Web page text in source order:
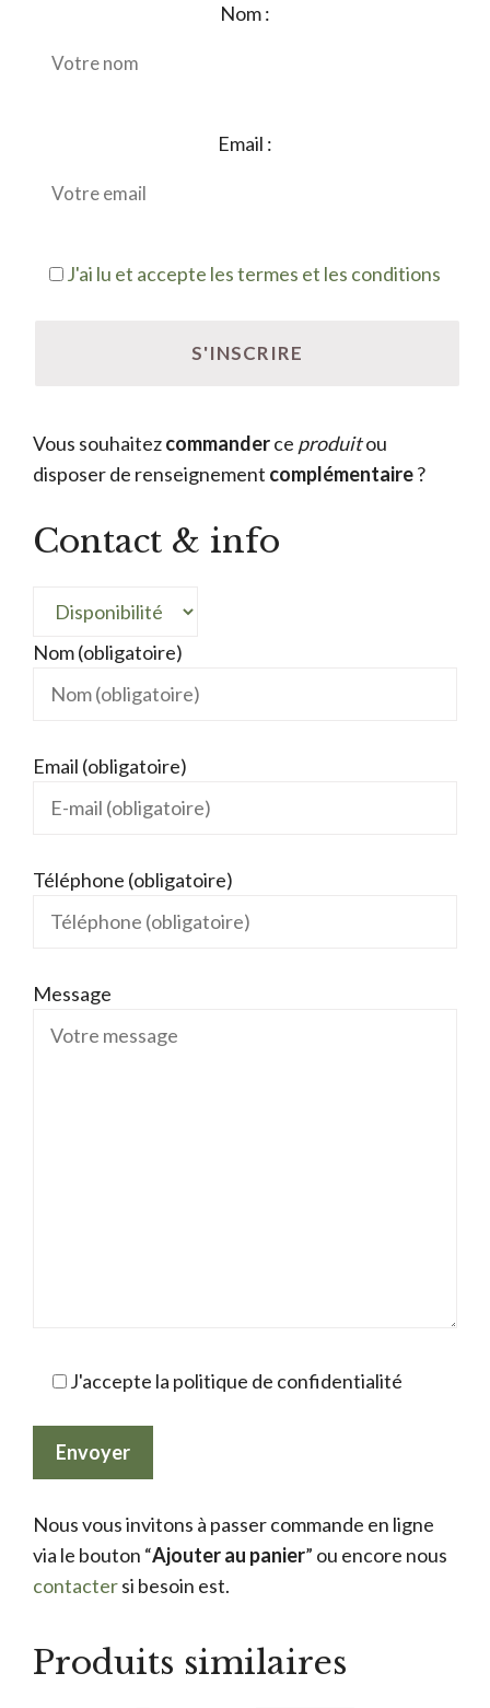
Nom :
Email :
J'ai lu et accepte les termes et les conditions
Vous souhaitezcommanderce produitou
disposer de renseignement complémentaire?
Contact & info
Nom (obligatoire)
Email (obligatoire)
Téléphone (obligatoire)
Message
J'accepte la politique de confidentialité
Nous vous invitons à passer commande en ligne
via le bouton “Ajouter au panier” ou encore nous
contactersi besoin est.
Produits similaires